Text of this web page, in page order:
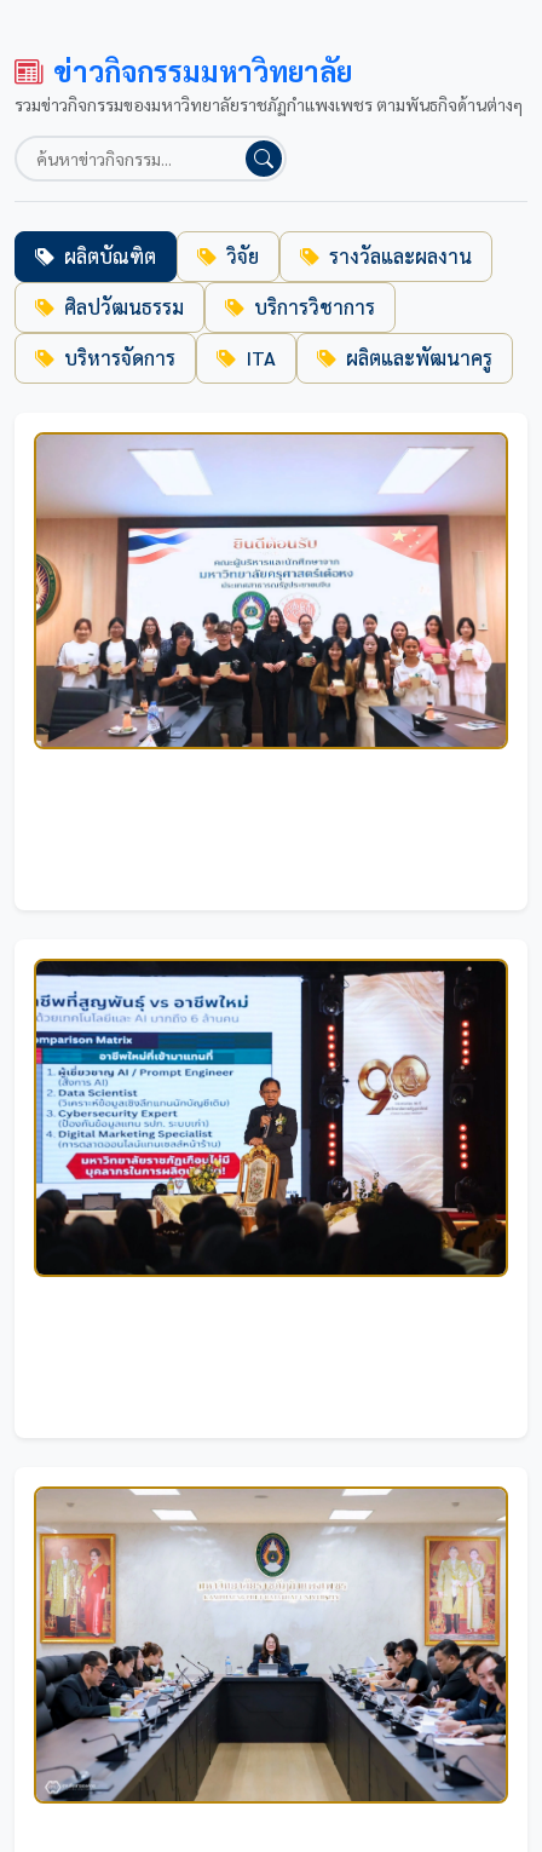
ข่าวกิจกรรมมหาวิทยาลัย
รวมข่าวกิจกรรมของมหาวิทยาลัยราชภัฏกำแพงเพชร ตามพันธกิจด้านต่างๆ
ผลิตบัณฑิต วิจัย
รางวัลและผลงาน
ศิลปวัฒนธรรม
บริการวิชาการ
บริหารจัดการ
ITA ผลิตและพัฒนาครู
จากมหาวิทยาลัยครุศาสตร์เต๋อหง ประเทศาสาธารณรัฐ
ประชาชนจีน
06/08/2026 | 45 ครั้ง
ราชภัฏกำแพงเพชร ปาฐกถาพิเศษในหัวข้อ 90 ปี
มหาวิทยาลัยราชภัฏอุตรดิตถ์ : จากรากฐานแห่งภูมิปัญญา
สู่อนาคตแห่งการพัฒนาที่ยั่งยืน
03/08/2026 | 35 ครั้ง